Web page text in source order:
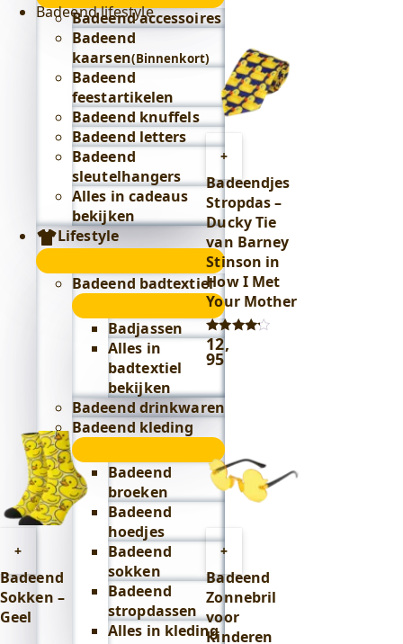
submenu
Badeend accessoires
Badeend
kaarsen(Binnenkort)
Badeend
feestartikelen
Badeend knuffels
Badeend letters
Badeend
sleutelhangers
Alles in cadeaus
bekijken
Lifestyle
submenu
Badeend badtextiel
submenu
Badjassen
Alles in
badtextiel
bekijken
Badeend drinkwaren
Badeend kleding
Badeend
broeken
Badeend
hoedjes
Badeend
sokken
Badeend
stropdassen
Alles in kleding
Badeend lifestyle
+
aan
winkelwagen
Badeendjes
Stropdas –
Ducky Tie
van Barney
Stinson in
How I Met
Your Mother
Gewaardeerd
4.00
uit 5
12,
95
+
Toevoegen
aan
winkelwagen
Badeend
Sokken –
Geel
+
aan
winkelwagen
Badeend
Zonnebril
voor
Kinderen